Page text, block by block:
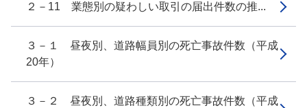
２－11 業態別の疑わしい取引の届出件数の推...
３－１ 昼夜別、道路幅員別の死亡事故件数（平成
20年）
３－２ 昼夜別、道路種類別の死亡事故件数（平成